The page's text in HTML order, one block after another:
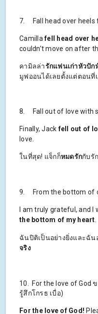
7. Fall head over heels
Camillafell head over
couldn’t move on after
คามิลล่ารักแฟนเก่าหัวปัก
มูฟออนได้เลยตั้งแต่ตอนที่
8. Fall out of love with
Finally, Jackfell out of
love.
ในที่สุด! แจ็กก็หมดรักกับรั
9. From the bottom of
I am truly grateful, and
the bottom of my heart
ฉันปิติเป็นอย่างยิ่งและฉั
จริง
10. For the love of God
รู้สึกโกรธ เบื่อ)
For the love of God!